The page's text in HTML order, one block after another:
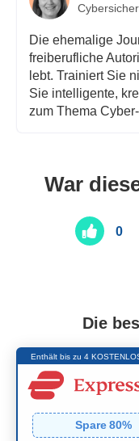
Die ehemalige
freiberufliche
lebt. Trainiert Sie
Sie intelligente,
zum Thema
War
0
Die
Enthält bis zu 4
Spare80%